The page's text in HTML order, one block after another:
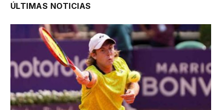
ÚLTIMAS NOTICIAS